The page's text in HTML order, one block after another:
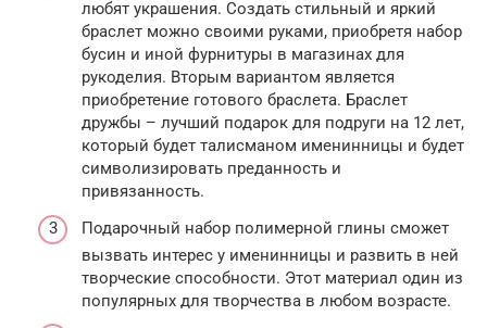
любят украшения. Создать стильный и яркий
браслет можно своими руками, приобретя набор
бусин и иной фурнитуры в магазинах для
рукоделия. Вторым вариантом является
приобретение готового браслета. Браслет
дружбы – лучший подарок для подруги на 12 лет,
который будет талисманом именинницы и будет
символизировать преданность и
привязанность.
Подарочный набор полимерной глины сможет
вызвать интерес у именинницы и развить в ней
творческие способности. Этот материал один из
популярных для творчества в любом возрасте.